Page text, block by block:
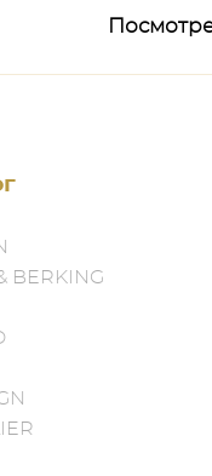
BERKING